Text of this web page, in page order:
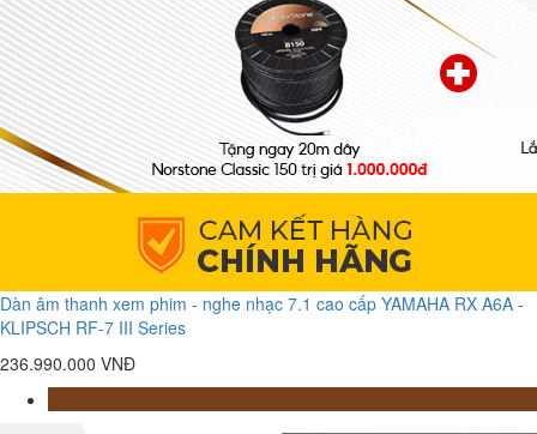
Dàn âm thanh xem phim - nghe nhạc 7.1 cao cấp YAMAHA RX A6A -
KLIPSCH RF-7 III Series
236.990.000 VNĐ